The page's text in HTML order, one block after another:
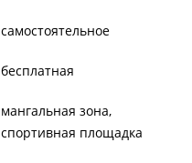
самостоятельное
бесплатная
мангальная зона
спортивная площадка